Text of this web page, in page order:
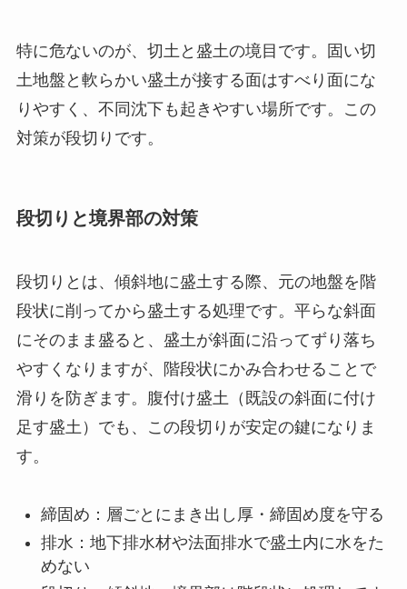
特に危ないのが、切土と盛土の境目です。固い切
土地盤と軟らかい盛土が接する面はすべり面にな
りやすく、不同沈下も起きやすい場所です。この
対策が段切りです。
段切りと境界部の対策
段切りとは、傾斜地に盛土する際、元の地盤を階
段状に削ってから盛土する処理です。平らな斜面
にそのまま盛ると、盛土が斜面に沿ってずり落ち
やすくなりますが、階段状にかみ合わせることで
滑りを防ぎます。腹付け盛土（既設の斜面に付け
足す盛土）でも、この段切りが安定の鍵になりま
す。
締固め：層ごとにまき出し厚・締固め度を守る
排水：地下排水材や法面排水で盛土内に水をた
めない